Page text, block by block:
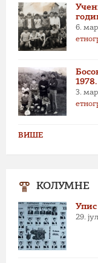
6.
1978.
3.
ВИШЕ
КОЛУМНЕ
29.